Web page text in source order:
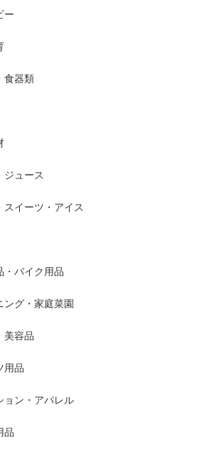
ー
食器類
ジュース
スイーツ・アイス
・バイク用品
ング・家庭菜園
美容品
用品
ョン・アパレル
品